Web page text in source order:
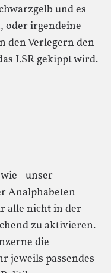
und es
oder irgendeine
den Verlegern den
LSR gekippt wird.
_unser_
Analphabeten
alle nicht in der
zu aktivieren.
die
jeweils passendes